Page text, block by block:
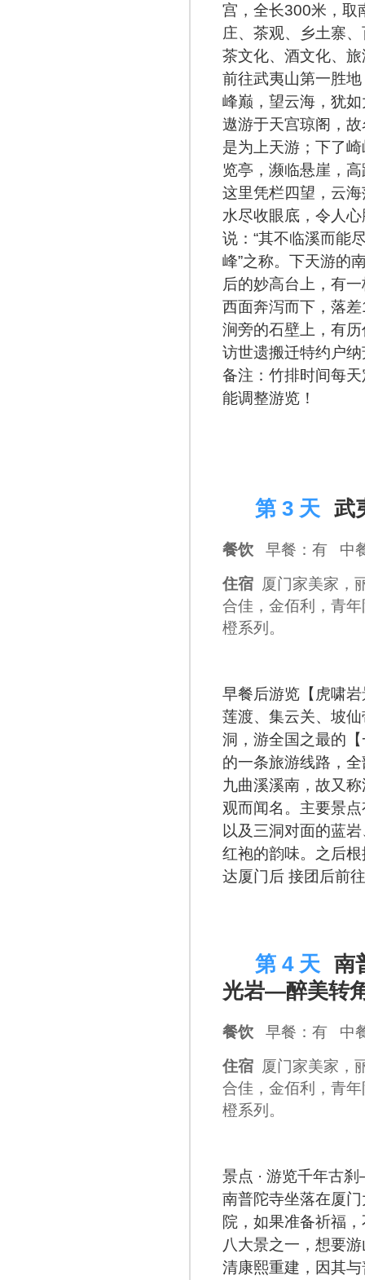
宫，全长300米，取
庄、茶观、乡土寨
茶文化、酒文化、
前往武夷山第一胜
峰巅，望云海，犹
遨游于天宫琼阁，
是为上天游；下了
览亭，濒临悬崖，
这里凭栏四望，云
水尽收眼底，令人
说：“其不临溪而能
峰”之称。下天游的
后的妙高台上，有
西面奔泻而下，落
涧旁的石壁上，有
访世遗搬迁特约户
备注：竹排时间每
能调整游览！
第 3 天 武
餐饮
早餐：有 中
住宿 厦门家美家，
合佳，金佰利，青
橙系列。
早餐后游览【虎啸
莲渡、集云关、坡
洞，游全国之最的
的一条旅游线路，
九曲溪溪南，故又
观而闻名。主要景
以及三洞对面的蓝
红袍的韵味。之后
达厦门后 接团后前
第 4 天
南
光岩—醉美转
餐饮
早餐：有 中
住宿 厦门家美家，
合佳，金佰利，青
橙系列。
景点 · 游览千年古
南普陀寺坐落在厦
院，如果准备祈福
八大景之一，想要
清康熙重建，因其